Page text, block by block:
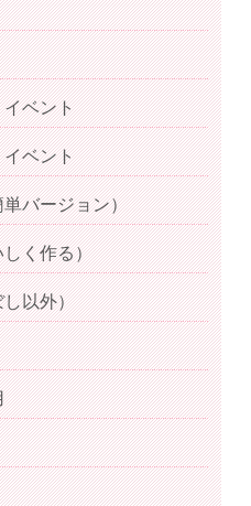
イベント
イベント
バージョン）
しく作る）
し以外）